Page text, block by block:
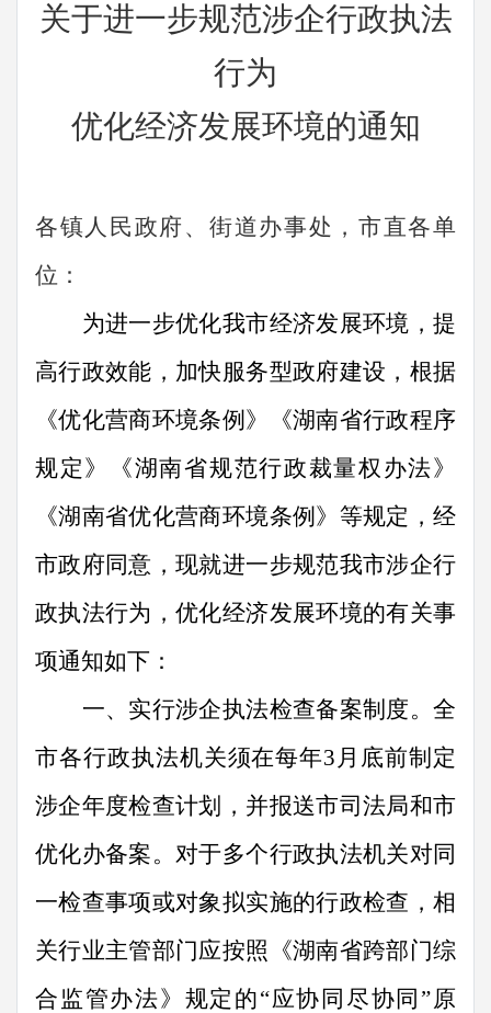
关于进一步规范涉企行政执法
行为
优化经济发展环境的通知
各镇人民政府、街道办事处，市直各单
位：
为进一步优化我市经济发展环境，提
高行政效能，加快服务型政府建设，根据
《优化营商环境条例》《湖南省行政程序
规定》《湖南省规范行政裁量权办法》
《湖南省优化营商环境条例》等规定，经
市政府同意，现就进一步规范我市涉企行
政执法行为 ，优化经济发展环境的有关事
项通知如下：
一、实行涉企执法检查备案制度。 全
市各行政执法机关须在每年3 月底前制定
涉企年度检查计划
， 并报送市司法局和市
优化办备案。对于多个行政执法机关对同
一检查事项或对象拟实施的行政检查，相
关行业主管部门应按照《湖南省跨部门综
合监管办法》规定的“应协同尽协同”原